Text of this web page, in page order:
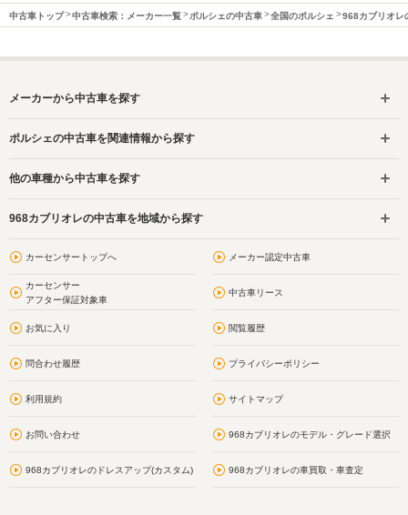
中古車トップ 中古車検索：メーカー一覧 ポルシェの中古車 全国のポルシェ 968カブリオレ
メーカーから中古車を探す
ポルシェの中古車を関連情報から探す
他の車種から中古車を探す
968カブリオレの中古車を地域から探す
カーセンサートップへ メーカー認定中古車
カーセンサー
アフター保証対象車
中古車リース
お気に入り 閲覧履歴
問合わせ履歴 プライバシーポリシー
利用規約 サイトマップ
お問い合わせ 968カブリオレのモデル・グレード選択
968カブリオレのドレスアップ(カスタム) 968カブリオレの車買取・車査定